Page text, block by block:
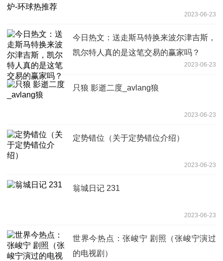
2023-06-23
今日热文：送走斯马特换来波尔津吉斯，
凯尔特人真的是这笔交易的赢家吗？
2023-06-23
只狼 影逝二度_avlang狼
2023-06-23
定势错位（关于定势错位介绍）
2023-06-23
翁城日记 231
2023-06-23
世界今热点：张峻宁 剧照（张峻宁演过
的电视剧）